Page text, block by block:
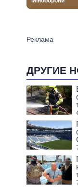
ДРУГИЕ